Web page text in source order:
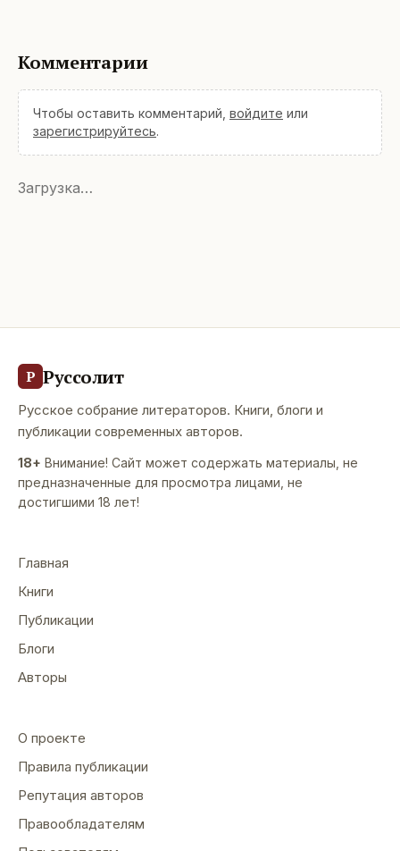
Комментарии
Чтобы оставить комментарий, войдите или
зарегистрируйтесь.
Загрузка…
Р Руссолит
Русское собрание литераторов. Книги, блоги и
публикации современных авторов.
18+ Внимание! Сайт может содержать материалы, не
предназначенные для просмотра лицами, не
достигшими 18 лет!
Главная
Книги
Публикации
Блоги
Авторы
О проекте
Правила публикации
Репутация авторов
Правообладателям